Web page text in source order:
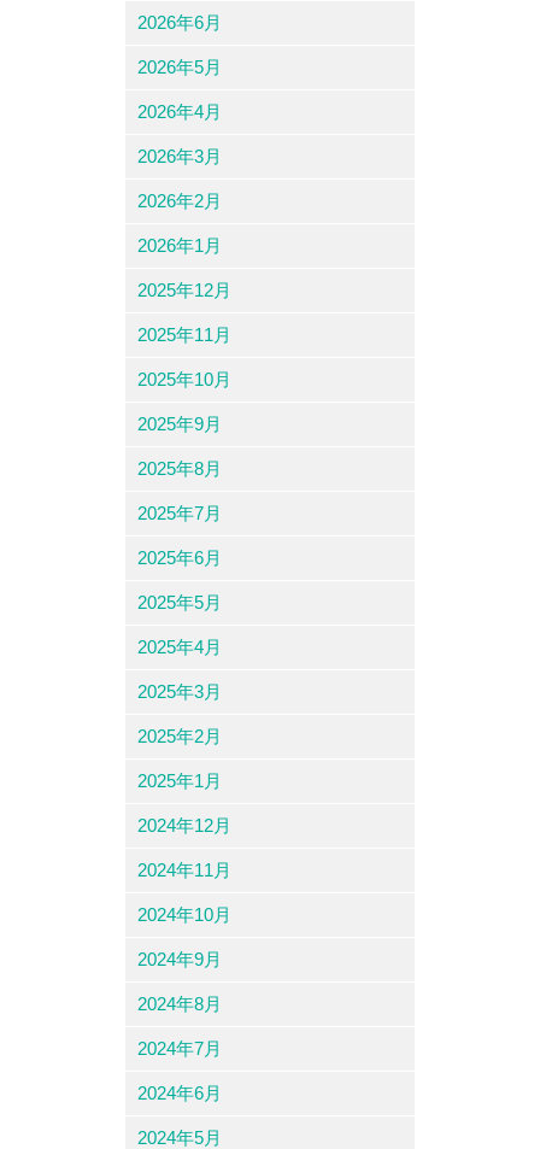
2026年6月
2026年5月
2026年4月
2026年3月
2026年2月
2026年1月
2025年12月
2025年11月
2025年10月
2025年9月
2025年8月
2025年7月
2025年6月
2025年5月
2025年4月
2025年3月
2025年2月
2025年1月
2024年12月
2024年11月
2024年10月
2024年9月
2024年8月
2024年7月
2024年6月
2024年5月